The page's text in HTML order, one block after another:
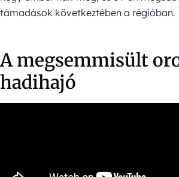
támadások következtében a régióban.
A megsemmisült
hadihajó